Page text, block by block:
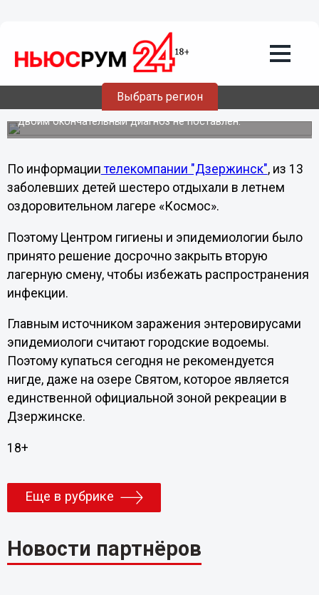
Выбрать регион
Закрыта вторая смена в детском
лагере под Дзержинском: шесть детей
заболели серозным менингитом
10 июля в городской больнице №8 всего на лечении с
диагнозом "менингит" находились 11 человек, еще
двоим окончательный диагноз не поставлен.
По информации телекомпании "Дзержинск", из 13
заболевших детей шестеро отдыхали в летнем
оздоровительном лагере «Космос».
Поэтому Центром гигиены и эпидемиологии было
принято решение досрочно закрыть вторую
лагерную смену, чтобы избежать распространения
инфекции.
Главным источником заражения энтеровирусами
эпидемиологи считают городские водоемы.
Поэтому купаться сегодня не рекомендуется
нигде, даже на озере Святом, которое является
единственной официальной зоной рекреации в
Дзержинске.
18+
Еще в рубрике
Новости партнёров